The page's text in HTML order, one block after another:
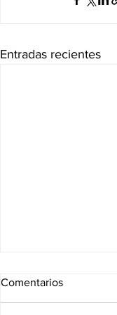
Entradas recientes
Comentarios